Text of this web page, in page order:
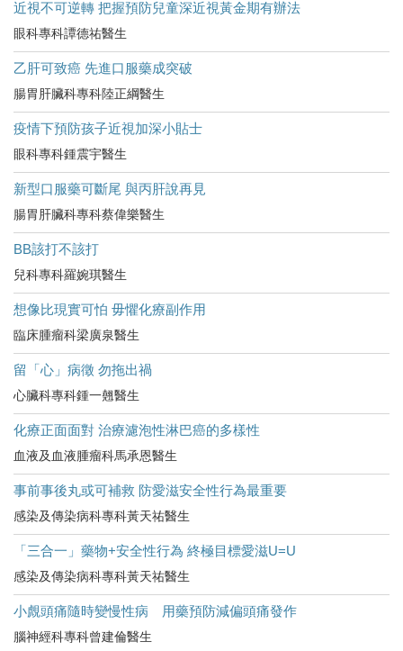
近視不可逆轉 把握預防兒童深近視黃金期有辦法
眼科專科譚德祐醫生
乙肝可致癌 先進口服藥成突破
腸胃肝臟科專科陸正綱醫生
疫情下預防孩子近視加深小貼士
眼科專科鍾震宇醫生
新型口服藥可斷尾 與丙肝說再見
腸胃肝臟科專科蔡偉樂醫生
BB該打不該打
兒科專科羅婉琪醫生
想像比現實可怕 毋懼化療副作用
臨床腫瘤科梁廣泉醫生
留「心」病徵 勿拖出禍
心臟科專科鍾一翹醫生
化療正面面對 治療濾泡性淋巴癌的多樣性
血液及血液腫瘤科馬承恩醫生
事前事後丸或可補救 防愛滋安全性行為最重要
感染及傳染病科專科黃天祐醫生
「三合一」藥物+安全性行為 終極目標愛滋U=U
感染及傳染病科專科黃天祐醫生
小覤頭痛隨時變慢性病 用藥預防減偏頭痛發作
腦神經科專科曾建倫醫生